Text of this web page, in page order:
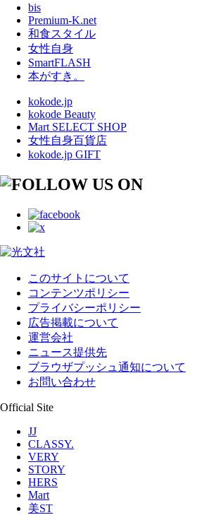
bis
Premium-K.net
和食スタイル
女性自身
SmartFLASH
本がすき。
kokode.jp
kokode Beauty
Mart SELECT SHOP
女性自身百貨店
kokode.jp GIFT
このサイトについて
コンテンツポリシー
プライバシーポリシー
広告掲載について
運営会社
ニュース提供先
ブラウザプッシュ通知について
お問い合わせ
Official Site
JJ
CLASSY.
VERY
STORY
HERS
Mart
美ST